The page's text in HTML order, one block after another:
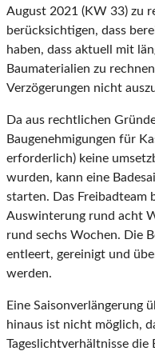
August 2021 (KW 33) zu
berücksichtigen, dass
haben, dass aktuell mit
Baumaterialien zu
Verzögerungen nicht
Da aus rechtlichen
Baugenehmigungen für
erforderlich) keine
wurden, kann eine
starten. Das Freibadteam
Auswinterung rund acht
rund sechs Wochen. Die
entleert, gereinigt und
werden.
Eine Saisonverlängerung
hinaus ist nicht möglich,
Tageslichtverhältnisse die